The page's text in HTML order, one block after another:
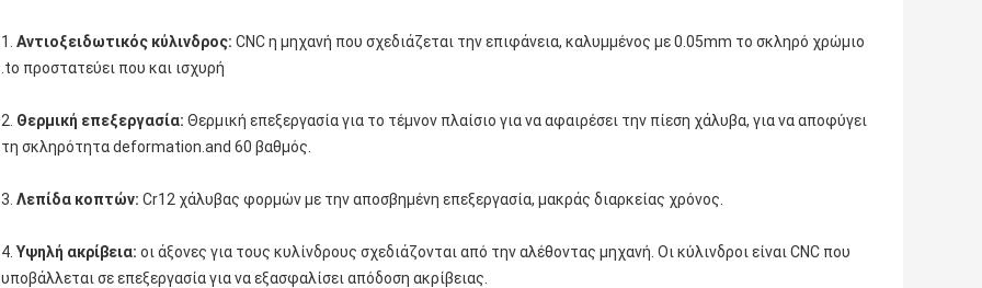
1. Αντιοξειδωτικός κύλινδρος: CNC η μηχανή που σχεδιάζεται την επιφάνεια, καλυμμένος με 0.05mm το σκληρό χρώμιο
.to προστατεύει που και ισχυρή
2. Θερμική επεξεργασία: Θερμική επεξεργασία για το τέμνον πλαίσιο για να αφαιρέσει την πίεση χάλυβα, για να αποφύγει
τη σκληρότητα deformation.and 60 βαθμός.
3. Λεπίδα κοπτών: Cr12 χάλυβας φορμών με την αποσβημένη επεξεργασία, μακράς διαρκείας χρόνος.
4. Υψηλή ακρίβεια: οι άξονες για τους κυλίνδρους σχεδιάζονται από την αλέθοντας μηχανή. Οι κύλινδροι είναι CNC που
υποβάλλεται σε επεξεργασία για να εξασφαλίσει απόδοση ακρίβειας.